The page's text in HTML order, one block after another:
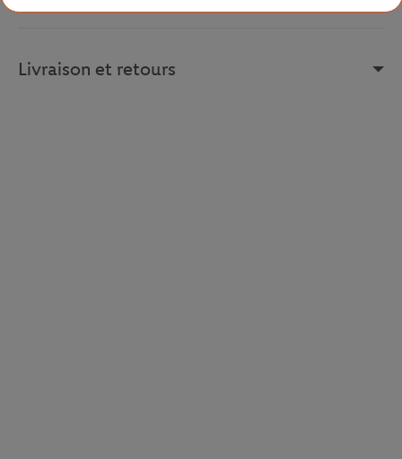
Livraison et retours